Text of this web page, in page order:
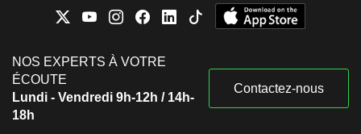
NOS EXPERTS À VOTRE
ÉCOUTE
Lundi - Vendredi 9h-12h / 14h-
18h
Contactez-nous